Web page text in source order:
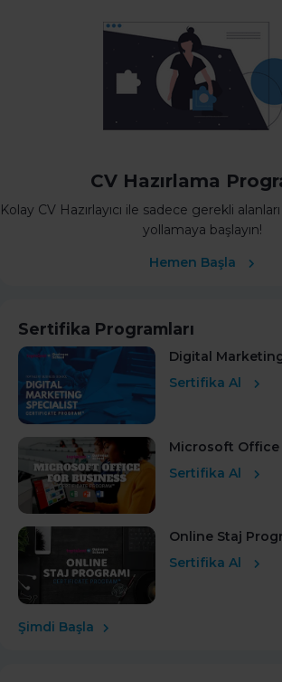
CV Hazırlama
Kolay CV Hazırlayıcı ile sadece gerekli
yollamaya başlayın!
Hemen Başla
Sertifika Programları
Digital
Sertifika Al
Microsoft Office
Sertifika Al
Online Staj
Sertifika Al
Şimdi Başla